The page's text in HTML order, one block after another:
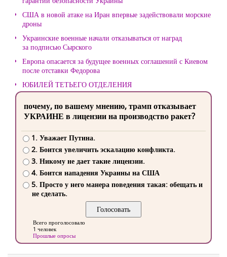
США в новой атаке на Иран впервые задействовали морские
дроны
Украинские военные начали отказываться от наград
за подписью Сырского
Европа опасается за будущее военных соглашений с Киевом
после отставки Федорова
ЮБИЛЕЙ ТЕТЬЕГО ОТДЕЛЕНИЯ
почему, по вашему мнению, трамп отказывает
УКРАИНЕ в лицензии на производство ракет?
1. Уважает Путина.
2. Боится увеличить эскалацию конфликта.
3. Никому не дает такие лицензии.
4. Боится нападения Украины на США
5. Просто у него манера поведения такая: обещать и
не сделать.
Всего проголосовало
1 человек
Прошлые опросы